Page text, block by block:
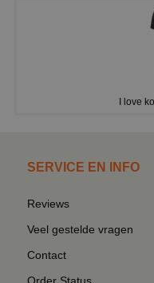
I love
SERVICE EN INFO
Reviews
Veel gestelde vragen
Contact